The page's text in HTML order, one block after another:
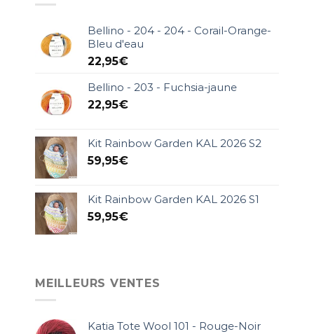
Bellino - 204 - 204 - Corail-Orange-
Bleu d'eau
22,95€
Bellino - 203 - Fuchsia-jaune
22,95€
Kit Rainbow Garden KAL 2026 S2
59,95€
Kit Rainbow Garden KAL 2026 S1
59,95€
MEILLEURS VENTES
Katia Tote Wool 101 - Rouge-Noir